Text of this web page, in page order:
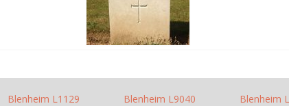
Blenheim L1129 Blenheim L9040 Blenheim